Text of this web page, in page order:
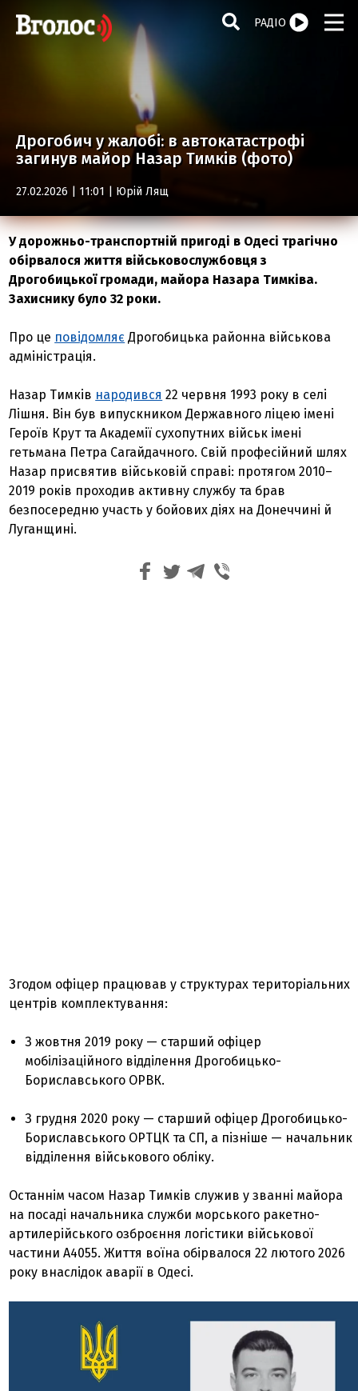
РАДІО
Дрогобич у жалобі: в автокатастрофі
загинув майор Назар Тимків (фото)
27.02.2026 | 11:01 | Юрій Лящ
У дорожньо-транспортній пригоді в Одесі трагічно
обірвалося життя військовослужбовця з
Дрогобицької громади, майора Назара Тимківа.
Захиснику було 32 роки.
Про це повідомляє Дрогобицька районна військова
адміністрація.
Назар Тимків народився 22 червня 1993 року в селі
Лішня. Він був випускником Державного ліцею імені
Героїв Крут та Академії сухопутних військ імені
гетьмана Петра Сагайдачного. Свій професійний шлях
Назар присвятив військовій справі: протягом 2010–
2019 років проходив активну службу та брав
безпосередню участь у бойових діях на Донеччині й
Луганщині.
Згодом офіцер працював у структурах територіальних
центрів комплектування:
З жовтня 2019 року — старший офіцер
мобілізаційного відділення Дрогобицько-
Бориславського ОРВК.
З грудня 2020 року — старший офіцер Дрогобицько-
Бориславського ОРТЦК та СП, а пізніше — начальник
відділення військового обліку.
Останнім часом Назар Тимків служив у званні майора
на посаді начальника служби морського ракетно-
артилерійського озброєння логістики військової
частини А4055. Життя воїна обірвалося 22 лютого 2026
року внаслідок аварії в Одесі.